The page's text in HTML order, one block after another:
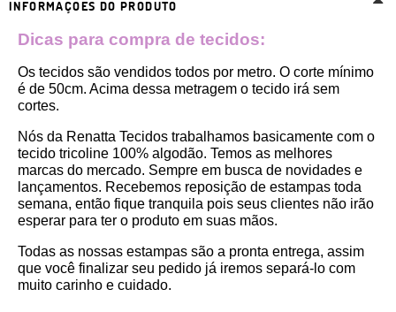
INFORMAÇÕES DO PRODUTO
Dicas para compra de tecidos:
Os tecidos são vendidos todos por metro. O corte mínimo
é de 50cm. Acima dessa metragem o tecido irá sem
cortes.
Nós da Renatta Tecidos trabalhamos basicamente com o
tecido tricoline 100% algodão. Temos as melhores
marcas do mercado. Sempre em busca de novidades e
lançamentos. Recebemos reposição de estampas toda
semana, então fique tranquila pois seus clientes não irão
esperar para ter o produto em suas mãos.
Todas as nossas estampas são a pronta entrega, assim
que você finalizar seu pedido já iremos separá-lo com
muito carinho e cuidado.